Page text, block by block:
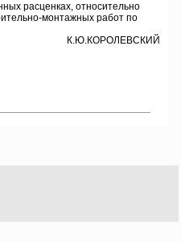
расценках, относительно
монтажных работ по
К.Ю.КОРОЛЕВСКИЙ